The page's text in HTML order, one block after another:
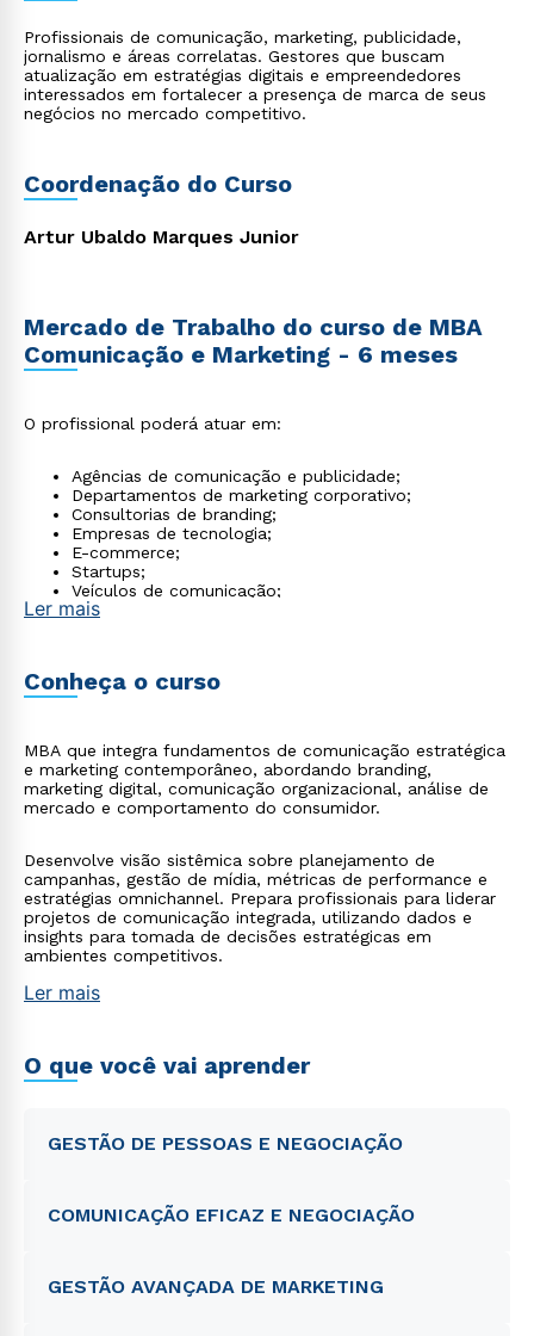
Profissionais de comunicação, marketing, publicidade,
jornalismo e áreas correlatas. Gestores que buscam
atualização em estratégias digitais e empreendedores
interessados em fortalecer a presença de marca de seus
negócios no mercado competitivo.
Coordenação do Curso
Artur Ubaldo Marques Junior
Mercado de Trabalho do curso de MBA
Comunicação e Marketing - 6 meses
O profissional poderá atuar em:
Agências de comunicação e publicidade;
Departamentos de marketing corporativo;
Consultorias de branding;
Empresas de tecnologia;
E-commerce;
Startups;
Veículos de comunicação;
Produtoras de conteúdo;
Ler mais
Conheça o curso
MBA que integra fundamentos de comunicação estratégica
e marketing contemporâneo, abordando branding,
marketing digital, comunicação organizacional, análise de
mercado e comportamento do consumidor.
Desenvolve visão sistêmica sobre planejamento de
campanhas, gestão de mídia, métricas de performance e
estratégias omnichannel. Prepara profissionais para liderar
projetos de comunicação integrada, utilizando dados e
insights para tomada de decisões estratégicas em
ambientes competitivos.
Ler mais
O que você vai aprender
GESTÃO DE PESSOAS E NEGOCIAÇÃO
COMUNICAÇÃO EFICAZ E NEGOCIAÇÃO
GESTÃO AVANÇADA DE MARKETING